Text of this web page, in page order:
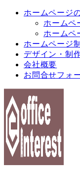
移
動
ホームページ
ホームペ
ホームペ
ホームページ
デザイン・制
会社概要
お問合せフォ